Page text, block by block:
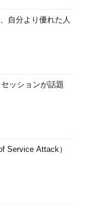
自分より優れた人
ッションが話題
Service Attack）